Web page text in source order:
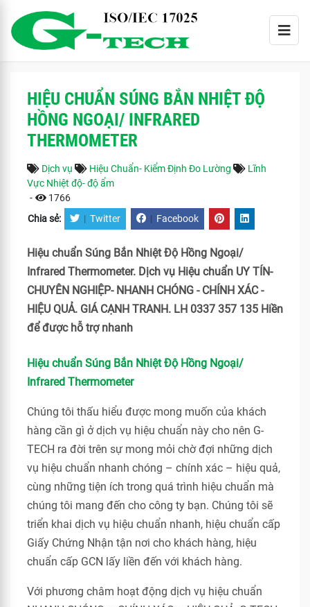
HIỆU CHUẨN SÚNG BẮN NHIỆT ĐỘ
HỒNG NGOẠI/ INFRARED
THERMOMETER
Dịch vụ Hiệu Chuẩn- Kiểm Định Đo Lường
Lĩnh
Vực Nhiệt độ- độ ẩm
-
1766
Chia sẻ: | Twitter | Facebook
Hiệu chuẩn Súng Bắn Nhiệt Độ Hồng Ngoại/
Infrared Thermometer. Dịch vụ Hiệu chuẩn UY TÍN-
CHUYÊN NGHIỆP- NHANH CHÓNG - CHÍNH XÁC -
HIỆU QUẢ. GIÁ CẠNH TRANH. LH 0337 357 135 Hiền
để được hỗ trợ nhanh
Hiệu chuẩn Súng Bắn Nhiệt Độ Hồng Ngoại/
Infrared Thermometer
Chúng tôi thấu hiểu được mong muốn của khách
hàng cần gì ở dịch vụ hiệu chuẩn này cho nên G-
TECH ra đời trên sự mong mỏi chờ đợi những dịch
vụ hiệu chuẩn nhanh chóng – chính xác – hiệu quả,
cùng những tiện ích trong quá trình hiệu chuẩn mà
chúng tôi mang đến cho công ty bạn. Chúng tôi sẽ
triển khai dịch vụ hiệu chuẩn nhanh, hiệu chuẩn cấp
Giấy Chứng Nhận tận nơi cho khách hàng, hiệu
chuẩn cấp GCN lấy liền đến với khách hàng.
Với phương châm hoạt động dịch vụ hiệu chuẩn